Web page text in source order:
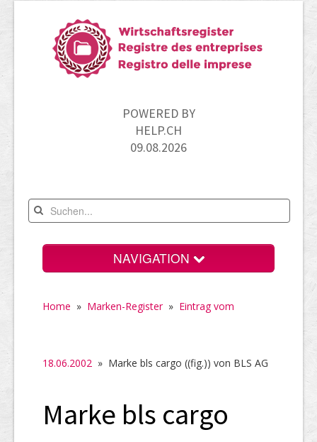
POWERED BY
HELP.CH
09.08.2026
NAVIGATION
UID-Register
Home » Marken-Register» Eintrag vom
18.06.2002 » Marke bls cargo ((fig.)) von BLS AG
Marke bls cargo